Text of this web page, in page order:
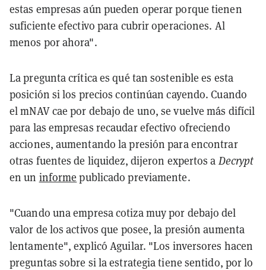
estas empresas aún pueden operar porque tienen
suficiente efectivo para cubrir operaciones. Al
menos por ahora".
La pregunta crítica es qué tan sostenible es esta
posición si los precios continúan cayendo. Cuando
el mNAV cae por debajo de uno, se vuelve más difícil
para las empresas recaudar efectivo ofreciendo
acciones, aumentando la presión para encontrar
otras fuentes de liquidez, dijeron expertos a Decrypt
en un informe publicado previamente.
"Cuando una empresa cotiza muy por debajo del
valor de los activos que posee, la presión aumenta
lentamente", explicó Aguilar. "Los inversores hacen
preguntas sobre si la estrategia tiene sentido, por lo